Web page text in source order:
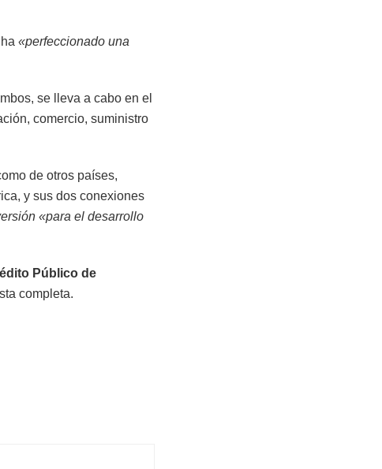
«perfeccionado una
se lleva a cabo en el
comercio, suministro
de otros países,
y sus dos conexiones
«para el desarrollo
Público de
completa.